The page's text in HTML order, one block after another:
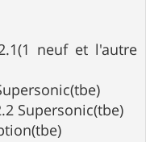
neuf et l'autre
Supersonic(tbe)